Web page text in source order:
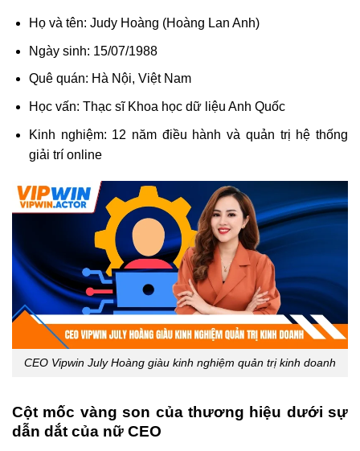
Họ và tên: Judy Hoàng (Hoàng Lan Anh)
Ngày sinh: 15/07/1988
Quê quán: Hà Nội, Việt Nam
Học vấn: Thạc sĩ Khoa học dữ liệu Anh Quốc
Kinh nghiệm: 12 năm điều hành và quản trị hệ thống
giải trí online
CEO Vipwin July Hoàng giàu kinh nghiệm quản trị kinh doanh
Cột mốc vàng son của thương hiệu dưới sự
dẫn dắt của nữ CEO